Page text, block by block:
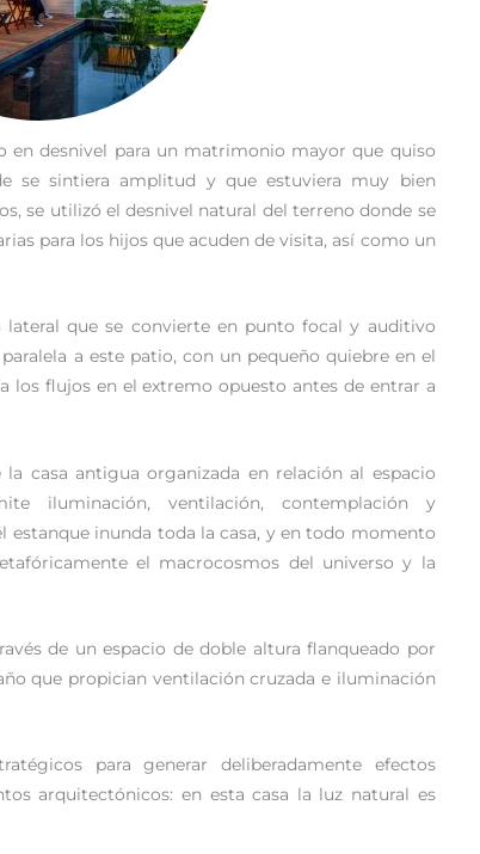
en desnivel para un matrimonio mayor que quiso
se sintiera amplitud y que estuviera muy bien
se utilizó el desnivel natural del terreno donde se
para los hijos que acuden de visita, así como un
que se convierte en punto focal y auditivo
a este patio, con un pequeño quiebre en el
los flujos en el extremo opuesto antes de entrar a
casa antigua organizada en relación al espacio
iluminación, ventilación, contemplación y
estanque inunda toda la casa, y en todo momento
el macrocosmos del universo y la
de un espacio de doble altura flanqueado por
que propician ventilación cruzada e iluminación
para generar deliberadamente efectos
arquitectónicos: en esta casa la luz natural es